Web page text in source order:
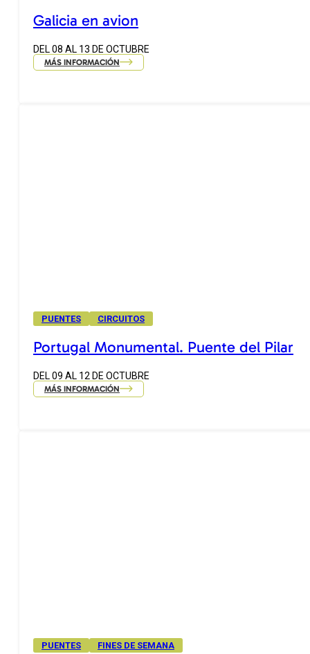
Galicia en avion
DEL 08 AL 13 DE OCTUBRE
MÁS INFORMACIÓN
PUENTES CIRCUITOS
Portugal Monumental. Puente del Pilar
DEL 09 AL 12 DE OCTUBRE
MÁS INFORMACIÓN
PUENTES FINES DE SEMANA